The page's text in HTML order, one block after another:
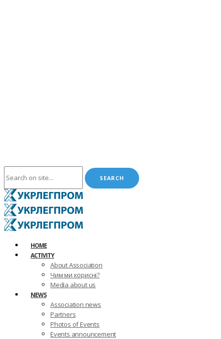
HOME
ACTIVITY
About Association
Чим ми корисні?
Media about us
NEWS
Association news
Partners
Photos of Events
Events announcement